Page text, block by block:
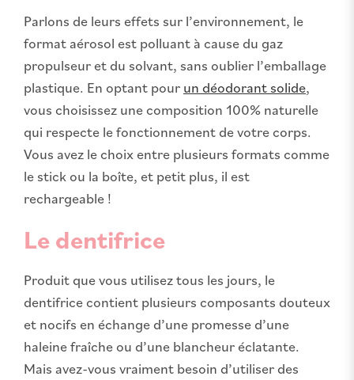
Parlons de leurs effets sur l’environnement, le
format aérosol est polluant à cause du gaz
propulseur et du solvant, sans oublier l’emballage
plastique. En optant pour un déodorant solide,
vous choisissez une composition 100% naturelle
qui respecte le fonctionnement de votre corps.
Vous avez le choix entre plusieurs formats comme
le stick ou la boîte, et petit plus, il est
rechargeable !
Le dentifrice
Produit que vous utilisez tous les jours, le
dentifrice contient plusieurs composants douteux
et nocifs en échange d’une promesse d’une
haleine fraîche ou d’une blancheur éclatante.
Mais avez-vous vraiment besoin d’utiliser des